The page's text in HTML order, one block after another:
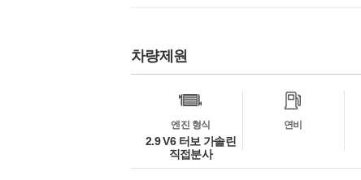
차량제원
엔진 형식
2.9 V6 터보 가솔린
직접분사
연비